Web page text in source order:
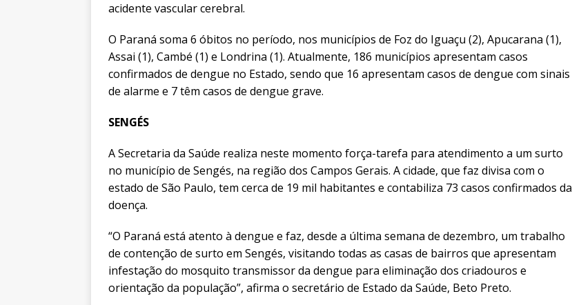
acidente vascular cerebral.
O Paraná soma 6 óbitos no período, nos municípios de Foz do Iguaçu (2), Apucarana (1),
Assai (1), Cambé (1) e Londrina (1). Atualmente, 186 municípios apresentam casos
confirmados de dengue no Estado, sendo que 16 apresentam casos de dengue com sinais
de alarme e 7 têm casos de dengue grave.
SENGÉS
A Secretaria da Saúde realiza neste momento força-tarefa para atendimento a um surto
no município de Sengés, na região dos Campos Gerais. A cidade, que faz divisa com o
estado de São Paulo, tem cerca de 19 mil habitantes e contabiliza 73 casos confirmados da
doença.
“O Paraná está atento à dengue e faz, desde a última semana de dezembro, um trabalho
de contenção de surto em Sengés, visitando todas as casas de bairros que apresentam
infestação do mosquito transmissor da dengue para eliminação dos criadouros e
orientação da população”, afirma o secretário de Estado da Saúde, Beto Preto.